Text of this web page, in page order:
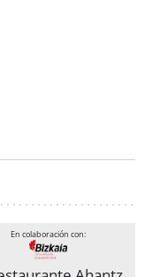
En colaboración con: